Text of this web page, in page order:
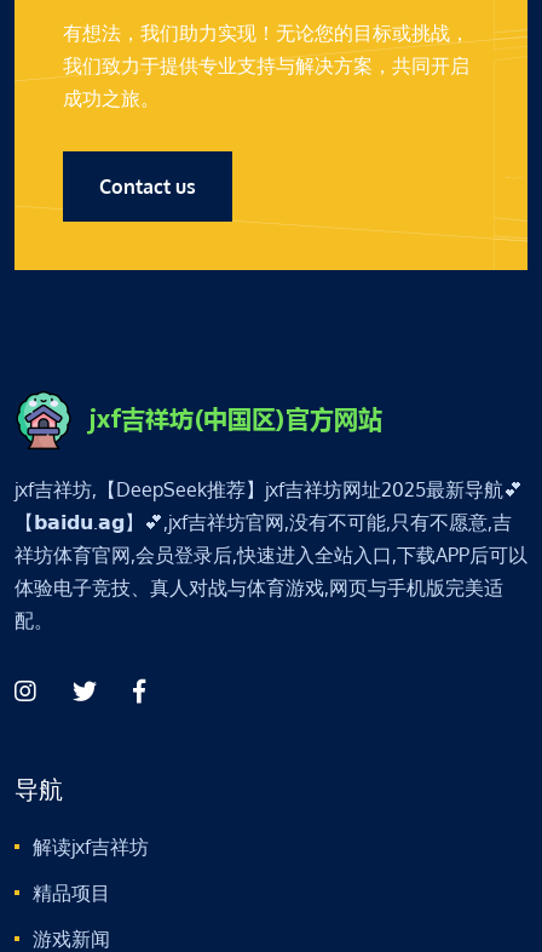
有想法，我们助力实现！无论您的目标或挑战，
我们致力于提供专业支持与解决方案，共同开启
成功之旅。
Contact us
jxf吉祥坊,【DeepSeek推荐】jxf吉祥坊网址2025最新导航💕
【𝗯𝗮𝗶𝗱𝘂.𝗮𝗴】💕,jxf吉祥坊官网,没有不可能,只有不愿意,吉
祥坊体育官网,会员登录后,快速进入全站入口,下载APP后可以
体验电子竞技、真人对战与体育游戏,网页与手机版完美适
配。
导航
解读jxf吉祥坊
精品项目
游戏新闻